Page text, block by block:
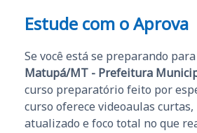
Estude com o Aprova
Se você está se preparando
Matupá/MT - Prefeitura
curso preparatório feito por
curso oferece videoaulas
atualizado e foco total no que